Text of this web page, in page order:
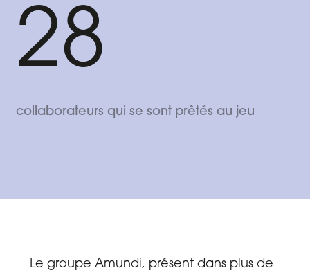
28
collaborateurs qui se sont prêtés au jeu
Le groupe Amundi, présent dans plus de